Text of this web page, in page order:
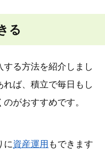
る
する方法を紹介しまし
ば、積立で毎日もし
がおすすめです。
に資産運用 もできます